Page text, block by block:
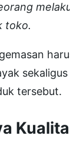
toko.
tersebut.